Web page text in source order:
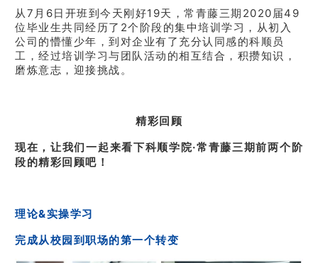
从7月6日开班到今天刚好19天，常青藤三期2020届49
位毕业生共同经历了2个阶段的集中培训学习，从初入
公司的懵懂少年，到对企业有了充分认同感的科顺员
工，经过培训学习与团队活动的相互结合，积攒知识，
磨炼意志，迎接挑战。
精彩回顾
现在，让我们一起来看下科顺学院·常青藤三期前两个阶
段的精彩回顾吧！
理论&实操学习
完成从校园到职场的第一个转变